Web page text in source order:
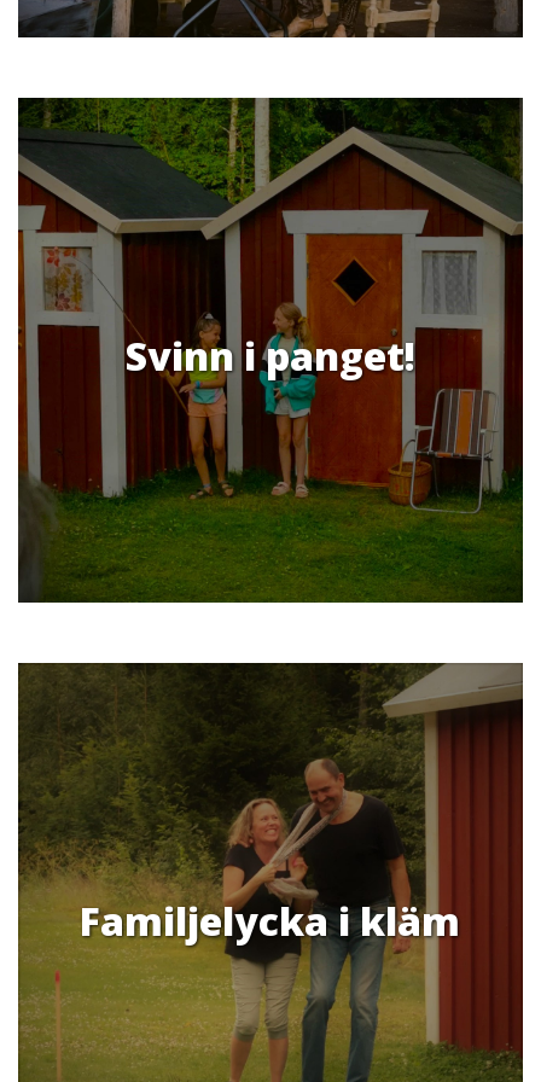
Svinn i panget!
Familjelycka i kläm